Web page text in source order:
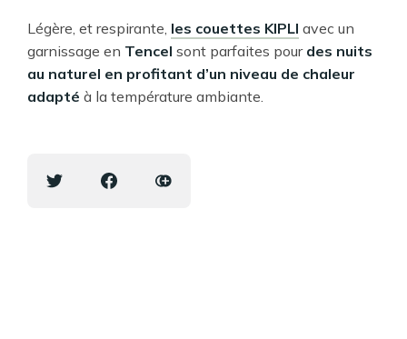
Légère, et respirante, les couettes KIPLI avec un
garnissage en Tencel sont parfaites pour des nuits
au naturel en profitant d’un niveau de chaleur
adapté à la température ambiante.